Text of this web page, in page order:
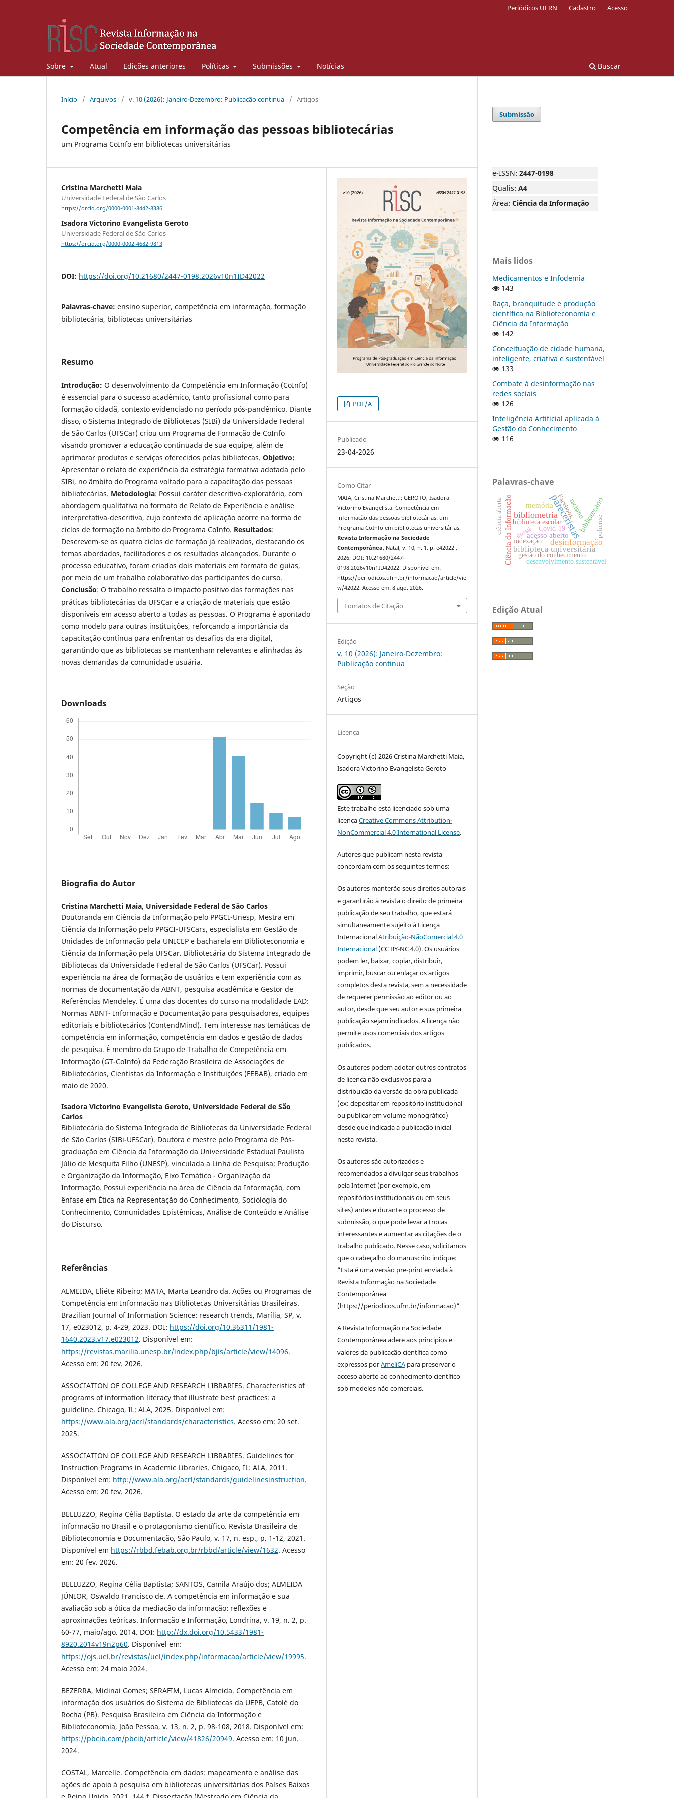
Sobre Atual Edições anteriores Políticas Submissões Notícias Buscar
Periódicos UFRN Cadastro Acesso
Início / Arquivos / v. 10 (2026): Janeiro-Dezembro: Publicação continua / Artigos
Competência em informação das pessoas bibliotecárias
um Programa CoInfo em bibliotecas universitárias
Cristina Marchetti Maia
Universidade Federal de São Carlos
https://orcid.org/0000-0001-8442-8386
Isadora Victorino Evangelista Geroto
Universidade Federal de São Carlos
https://orcid.org/0000-0002-4682-9813
DOI: https://doi.org/10.21680/2447-0198.2026v10n1ID42022
Palavras-chave: ensino superior, competência em informação, formação
bibliotecária, bibliotecas universitárias
Resumo
Introdução: O desenvolvimento da Competência em Informação (CoInfo)
é essencial para o sucesso acadêmico, tanto profissional como para
formação cidadã, contexto evidenciado no período pós-pandêmico. Diante
disso, o Sistema Integrado de Bibliotecas (SIBi) da Universidade Federal
de São Carlos (UFSCar) criou um Programa de Formação de CoInfo
visando promover a educação continuada de sua equipe, além de
aprimorar produtos e serviços oferecidos pelas bibliotecas. Objetivo:
Apresentar o relato de experiência da estratégia formativa adotada pelo
SIBi, no âmbito do Programa voltado para a capacitação das pessoas
bibliotecárias. Metodologia: Possui caráter descritivo-exploratório, com
abordagem qualitativa no formato de Relato de Experiência e análise
interpretativa-descritiva, cujo contexto de aplicação ocorre na forma de
ciclos de formação no âmbito do Programa CoInfo. Resultados:
Descrevem-se os quatro ciclos de formação já realizados, destacando os
temas abordados, facilitadores e os resultados alcançados. Durante o
processo educativo, foram criados dois materiais em formato de guias,
por meio de um trabalho colaborativo dos participantes do curso.
Conclusão: O trabalho ressalta o impacto positivo das formações nas
práticas bibliotecárias da UFSCar e a criação de materiais que estão
disponíveis em acesso aberto a todas as pessoas. O Programa é apontado
como modelo para outras instituições, reforçando a importância da
capacitação contínua para enfrentar os desafios da era digital,
garantindo que as bibliotecas se mantenham relevantes e alinhadas às
novas demandas da comunidade usuária.
Downloads
Biografia do Autor
Cristina Marchetti Maia, Universidade Federal de São Carlos
Doutoranda em Ciência da Informação pelo PPGCI-Unesp, Mestra em
Ciência da Informação pelo PPGCI-UFSCars, especialista em Gestão de
Unidades de Informação pela UNICEP e bacharela em Biblioteconomia e
Ciência da Informação pela UFSCar. Bibliotecária do Sistema Integrado de
Bibliotecas da Universidade Federal de São Carlos (UFSCar). Possui
experiência na área de formação de usuários e tem experiência com as
normas de documentação da ABNT, pesquisa acadêmica e Gestor de
Referências Mendeley. É uma das docentes do curso na modalidade EAD:
Normas ABNT- Informação e Documentação para pesquisadores, equipes
editoriais e bibliotecários (ContendMind). Tem interesse nas temáticas de
competência em informação, competência em dados e gestão de dados
de pesquisa. É membro do Grupo de Trabalho de Competência em
Informação (GT-CoInfo) da Federação Brasileira de Associações de
Bibliotecários, Cientistas da Informação e Instituições (FEBAB), criado em
maio de 2020.
Isadora Victorino Evangelista Geroto, Universidade Federal de São
Carlos
Bibliotecária do Sistema Integrado de Bibliotecas da Universidade Federal
de São Carlos (SIBi-UFSCar). Doutora e mestre pelo Programa de Pós-
graduação em Ciência da Informação da Universidade Estadual Paulista
Júlio de Mesquita Filho (UNESP), vinculada a Linha de Pesquisa: Produção
e Organização da Informação, Eixo Temático - Organização da
Informação. Possui experiência na área de Ciência da Informação, com
ênfase em Ética na Representação do Conhecimento, Sociologia do
Conhecimento, Comunidades Epistêmicas, Análise de Conteúdo e Análise
do Discurso.
Referências
ALMEIDA, Eliéte Ribeiro; MATA, Marta Leandro da. Ações ou Programas de
Competência em Informação nas Bibliotecas Universitárias Brasileiras.
Brazilian Journal of Information Science: research trends, Marília, SP, v.
17, e023012, p. 4-29, 2023. DOI: https://doi.org/10.36311/1981-
1640.2023.v17.e023012. Disponível em:
https://revistas.marilia.unesp.br/index.php/bjis/article/view/14096.
Acesso em: 20 fev. 2026.
ASSOCIATION OF COLLEGE AND RESEARCH LIBRARIES. Characteristics of
programs of information literacy that illustrate best practices: a
guideline. Chicago, IL: ALA, 2025. Disponível em:
https://www.ala.org/acrl/standards/characteristics. Acesso em: 20 set.
2025.
ASSOCIATION OF COLLEGE AND RESEARCH LIBRARIES. Guidelines for
Instruction Programs in Academic Libraries. Chigaco, IL: ALA, 2011.
Disponível em: http://www.ala.org/acrl/standards/guidelinesinstruction.
Acesso em: 20 fev. 2026.
BELLUZZO, Regina Célia Baptista. O estado da arte da competência em
informação no Brasil e o protagonismo científico. Revista Brasileira de
Biblioteconomia e Documentação, São Paulo, v. 17, n. esp., p. 1-12, 2021.
Disponível em https://rbbd.febab.org.br/rbbd/article/view/1632. Acesso
em: 20 fev. 2026.
BELLUZZO, Regina Célia Baptista; SANTOS, Camila Araújo dos; ALMEIDA
JÚNIOR, Oswaldo Francisco de. A competência em informação e sua
avaliação sob a ótica da mediação da informação: reflexões e
aproximações teóricas. Informação e Informação, Londrina, v. 19, n. 2, p.
60-77, maio/ago. 2014. DOI: http://dx.doi.org/10.5433/1981-
8920.2014v19n2p60. Disponível em:
https://ojs.uel.br/revistas/uel/index.php/informacao/article/view/19995.
Acesso em: 24 maio 2024.
BEZERRA, Midinai Gomes; SERAFIM, Lucas Almeida. Competência em
informação dos usuários do Sistema de Bibliotecas da UEPB, Catolé do
Rocha (PB). Pesquisa Brasileira em Ciência da Informação e
Biblioteconomia, João Pessoa, v. 13, n. 2, p. 98-108, 2018. Disponível em:
https://pbcib.com/pbcib/article/view/41826/20949. Acesso em: 10 jun.
2024.
COSTAL, Marcelle. Competência em dados: mapeamento e análise das
ações de apoio à pesquisa em bibliotecas universitárias dos Países Baixos
PDF/A
Publicado
23-04-2026
Como Citar
MAIA, Cristina Marchetti; GEROTO, Isadora
Victorino Evangelista. Competência em
informação das pessoas bibliotecárias: um
Programa CoInfo em bibliotecas universitárias.
Revista Informação na Sociedade
Contemporânea, Natal, v. 10, n. 1, p. e42022 ,
2026. DOI: 10.21680/2447-
0198.2026v10n1ID42022. Disponível em:
https://periodicos.ufrn.br/informacao/article/vie
w/42022. Acesso em: 8 ago. 2026.
Fomatos de Citação
Edição
v. 10 (2026): Janeiro-Dezembro:
Publicação continua
Seção
Artigos
Licença
Copyright (c) 2026 Cristina Marchetti Maia,
Isadora Victorino Evangelista Geroto
Este trabalho está licenciado sob uma
licençaCreative Commons Attribution-
NonCommercial 4.0 International License.
Autores que publicam nesta revista
concordam com os seguintes termos:
Os autores manterão seus direitos autorais
e garantirão à revista o direito de primeira
publicação de seu trabalho, que estará
simultaneamente sujeito à Licença
InternacionalAtribuição-NãoComercial 4.0
Internacional (CC BY-NC 4.0). Os usuários
podem ler, baixar, copiar, distribuir,
imprimir, buscar ou enlaçar os artigos
completos desta revista, sem a necessidade
de requerer permissão ao editor ou ao
autor, desde que seu autor e sua primeira
publicação sejam indicados. A licença não
permite usos comerciais dos artigos
publicados.
Os autores podem adotar outros contratos
de licença não exclusivos para a
distribuição da versão da obra publicada
(ex: depositar em repositório institucional
ou publicar em volume monográfico)
desde que indicada a publicação inicial
nesta revista.
Os autores são autorizados e
recomendados a divulgar seus trabalhos
pela Internet (por exemplo, em
repositórios institucionais ou em seus
sites) antes e durante o processo de
submissão, o que pode levar a trocas
interessantes e aumentar as citações de o
trabalho publicado. Nesse caso, solicitamos
que o cabeçalho do manuscrito indique:
"Esta é uma versão pre-print enviada à
Revista Informação na Sociedade
Contemporânea
(https://periodicos.ufrn.br/informacao)"
A Revista Informação na Sociedade
Contemporânea adere aos principios e
valores da publicação científica como
expressos porAmeliCApara preservar o
acceso aberto ao conhecimento científico
sob modelos não comerciais.
Submissão
e-ISSN: 2447-0198
Qualis: A4
Área: Ciência da Informação
Mais lidos
Medicamentos e Infodemia
143
Raça, branquitude e produção
científica na Biblioteconomia e
Ciência da Informação
142
Conceituação de cidade humana,
inteligente, criativa e sustentável
133
Combate à desinformação nas
redes sociais
126
Inteligência Artificial aplicada à
Gestão do Conhecimento
116
Palavras-chave
pareceristas
bibliometria
desinformação
biblioteca universitária
Ciência da Informação acesso aberto
bibliotecário
memória Facebook
racismo
gestão do conhecimento
biblioteca escolar
desenvolvimento sustentável
indexação
Covid-19
dossiê policrise
ciência aberta
Edição Atual